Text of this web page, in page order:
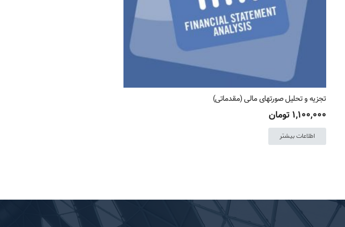
تجزیه و تحلیل صورتهای مالی (مقدماتی)
۱,۱۰۰,۰۰۰ تومان
اطلاعات بیشتر